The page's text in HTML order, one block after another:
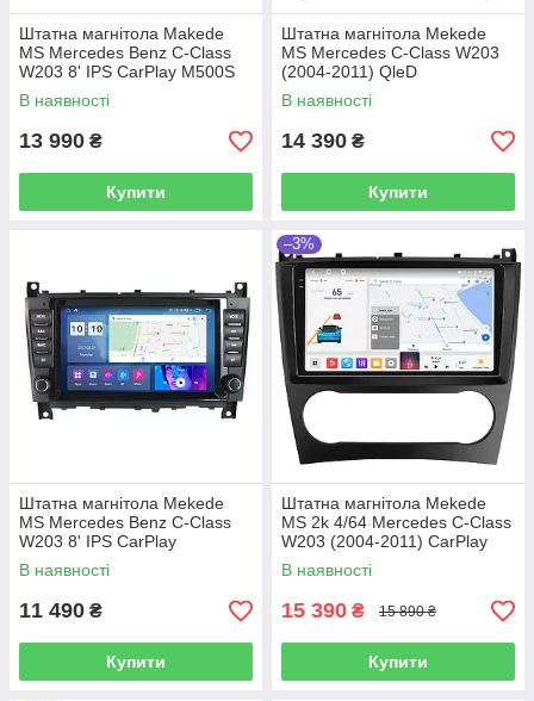
Штатна магнітола Makede
MS Mercedes Benz C-Class
W203 8' IPS CarPlay M500S
4Gb+64Gb
В наявності
13 990 ₴
Купити
Штатна магнітола Mekede
MS Mercedes C-Class W203
(2004-2011) QleD
В наявності
14 390 ₴
Купити
Штатна магнітола Mekede
MS Mercedes Benz C-Class
W203 8' IPS CarPlay
В наявності
11 490 ₴
Купити
–3%
Штатна магнітола Mekede
MS 2k 4/64 Mercedes C-Class
W203 (2004-2011) CarPlay
QleD
В наявності
15 390 ₴ 15 890 ₴
Купити